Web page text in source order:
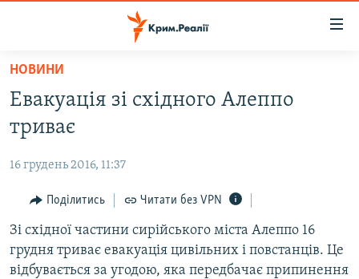
Перейти
основного
матеріалу
Перейти
до
навігації
Перейти
до
пошуку
ВОДА.КРИМ
ВІДЕО ТА ФОТО
ПОЛІТИКА
БЛОГИ
ПОГЛЯД
ІНТЕРВ'Ю
НОВИНИ
Евакуація зі східного Алеппо
триває
16 грудень 2016, 11:37
Поділитись Читати без VPN
Зі східної частини сирійського міста Алеппо 16
грудня триває евакуація цивільних і повстанців. Це
відбувається за угодою, яка передбачає припинення